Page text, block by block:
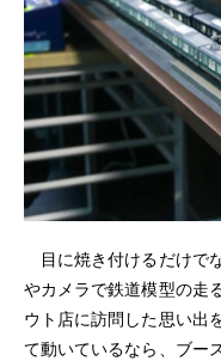
目に焼き付けるだけで
やカメラで鉄道模型の走
ウト店に訪問した思い出
て動いているなら、ブー